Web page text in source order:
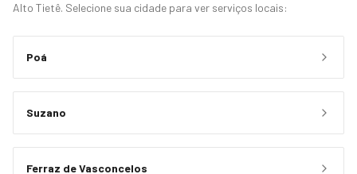
Alto Tietê. Selecione sua cidade para ver serviços locais:
Poá
Suzano
Ferraz de Vasconcelos